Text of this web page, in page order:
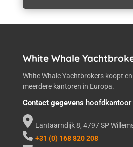
White Whale
White Whale Yachtbrokers koopt
meerdere kantoren in Europa.
Contact gegevens hoofdkantoor
Lantaarndijk 8, 4797 SP
+31 (0) 168 820 208